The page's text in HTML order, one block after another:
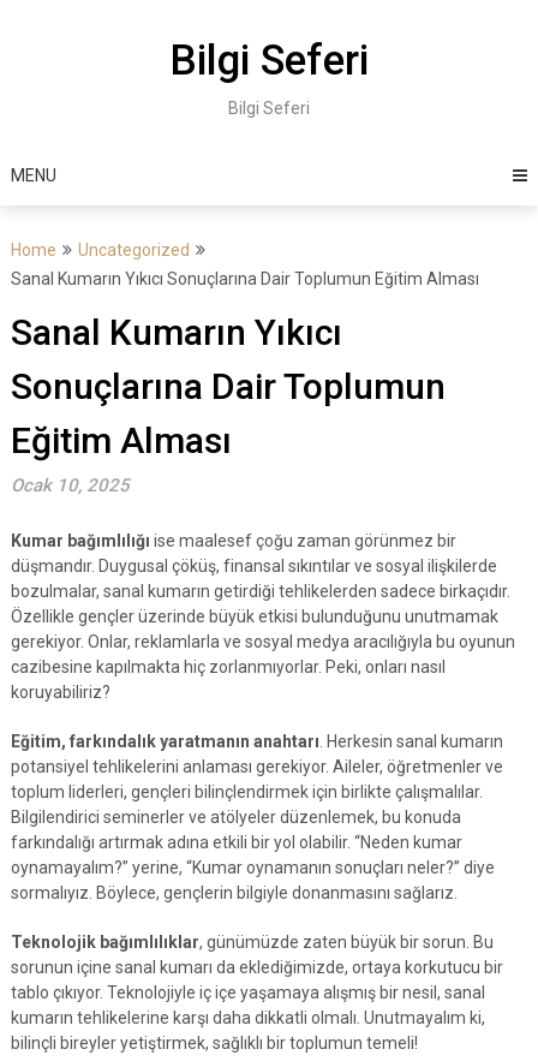
Bilgi Seferi
Bilgi Seferi
MENU
Home
Uncategorized
Sanal Kumarın Yıkıcı Sonuçlarına Dair Toplumun Eğitim Alması
Sanal Kumarın Yıkıcı
Sonuçlarına Dair Toplumun
Eğitim Alması
Ocak 10, 2025
Kumar bağımlılığı ise maalesef çoğu zaman görünmez bir
düşmandır. Duygusal çöküş, finansal sıkıntılar ve sosyal ilişkilerde
bozulmalar, sanal kumarın getirdiği tehlikelerden sadece birkaçıdır.
Özellikle gençler üzerinde büyük etkisi bulunduğunu unutmamak
gerekiyor. Onlar, reklamlarla ve sosyal medya aracılığıyla bu oyunun
cazibesine kapılmakta hiç zorlanmıyorlar. Peki, onları nasıl
koruyabiliriz?
Eğitim, farkındalık yaratmanın anahtarı . Herkesin sanal kumarın
potansiyel tehlikelerini anlaması gerekiyor. Aileler, öğretmenler ve
toplum liderleri, gençleri bilinçlendirmek için birlikte çalışmalılar.
Bilgilendirici seminerler ve atölyeler düzenlemek, bu konuda
farkındalığı artırmak adına etkili bir yol olabilir. “Neden kumar
oynamayalım?” yerine, “Kumar oynamanın sonuçları neler?” diye
sormalıyız. Böylece, gençlerin bilgiyle donanmasını sağlarız.
Teknolojik bağımlılıklar, günümüzde zaten büyük bir sorun. Bu
sorunun içine sanal kumarı da eklediğimizde, ortaya korkutucu bir
tablo çıkıyor. Teknolojiyle iç içe yaşamaya alışmış bir nesil, sanal
kumarın tehlikelerine karşı daha dikkatli olmalı. Unutmayalım ki,
bilinçli bireyler yetiştirmek, sağlıklı bir toplumun temeli!